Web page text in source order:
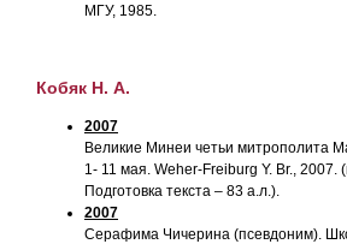
МГУ, 1985.
Кобяк Н. А.
2007
Великие Минеи четьи митрополита
1- 11 мая. Weher-Freiburg Y. Br., 2007.
Подготовка текста – 83 а.л.).
2007
Серафима Чичерина (псевдоним).